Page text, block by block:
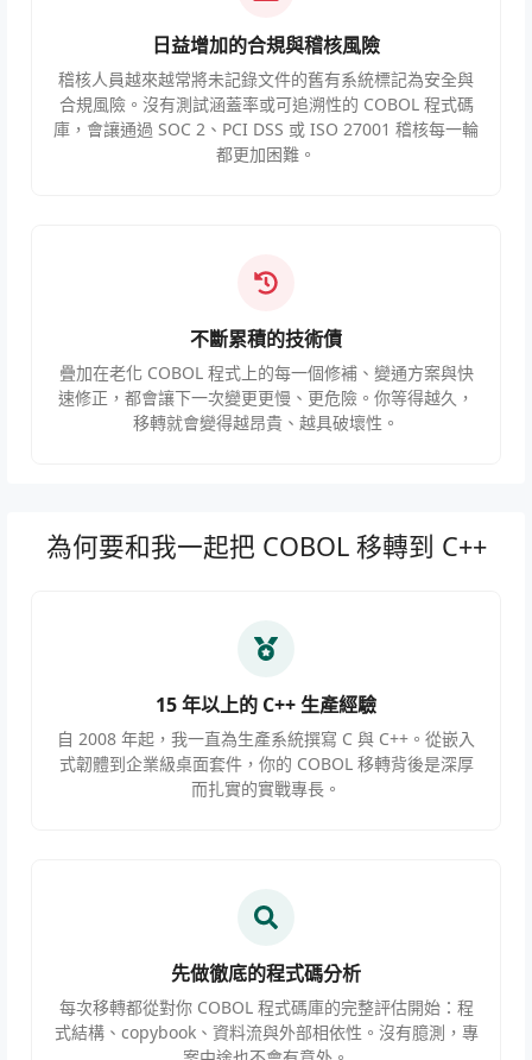
日益增加的合規與稽核風險
稽核人員越來越常將未記錄文件的舊有系統標記為安全與
合規風險。沒有測試涵蓋率或可追溯性的 COBOL 程式碼
庫，會讓通過 SOC 2、PCI DSS 或 ISO 27001 稽核每一輪
都更加困難。
不斷累積的技術債
疊加在老化 COBOL 程式上的每一個修補、變通方案與快
速修正，都會讓下一次變更更慢、更危險。你等得越久，
移轉就會變得越昂貴、越具破壞性。
為何要和我一起把 COBOL 移轉到 C++
15 年以上的 C++ 生產經驗
自 2008 年起，我一直為生產系統撰寫 C 與 C++。從嵌入
式韌體到企業級桌面套件，你的 COBOL 移轉背後是深厚
而扎實的實戰專長。
先做徹底的程式碼分析
每次移轉都從對你 COBOL 程式碼庫的完整評估開始：程
式結構、copybook、資料流與外部相依性。沒有臆測，專